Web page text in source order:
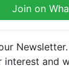
Join on
and